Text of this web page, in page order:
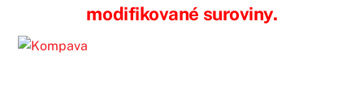
modifikované suroviny.